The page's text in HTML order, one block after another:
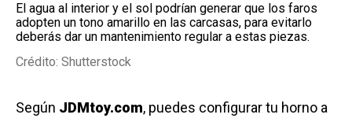
El agua al interior y el sol podrían generar que los faros
adopten un tono amarillo en las carcasas, para evitarlo
deberás dar un mantenimiento regular a estas piezas.
Crédito: Shutterstock
Según JDMtoy.com, puedes configurar tu horno a